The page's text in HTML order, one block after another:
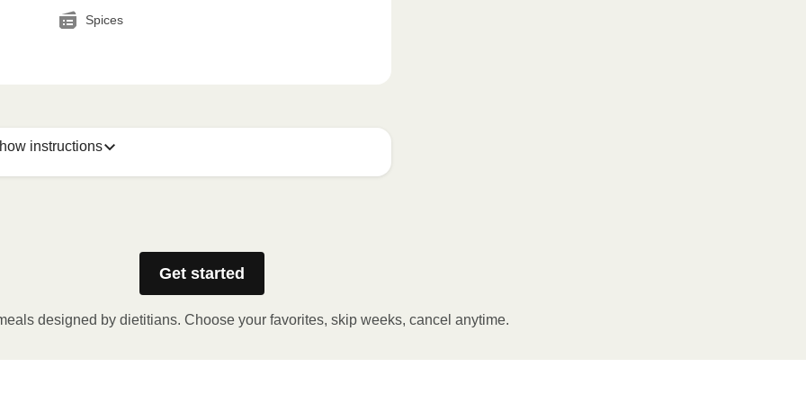
Spices
instructions
gaatjes in de folie. Plaats het bakje in de magnetron en
op voor vrijkomende damp.
Get started
designed by dietitians. Choose your favorites, skip weeks, cancel anytime.